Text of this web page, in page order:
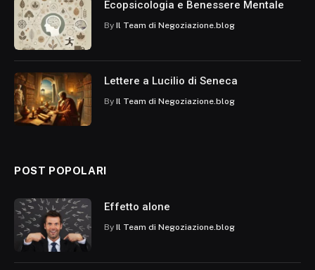
Ecopsicologia e Benessere Mentale
By Il Team di Negoziazione.blog
Lettere a Lucilio di Seneca
By Il Team di Negoziazione.blog
POST POPOLARI
Effetto alone
By Il Team di Negoziazione.blog